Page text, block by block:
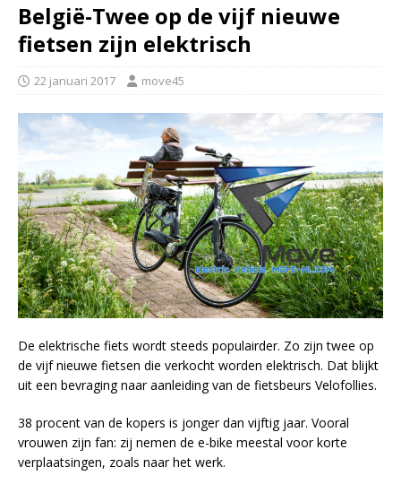
België-Twee op de vijf nieuwe
fietsen zijn elektrisch
22 januari 2017 move45
De elektrische fiets wordt steeds populairder. Zo zijn twee op
de vijf nieuwe fietsen die verkocht worden elektrisch. Dat blijkt
uit een bevraging naar aanleiding van de fietsbeurs Velofollies.
38 procent van de kopers is jonger dan vijftig jaar. Vooral
vrouwen zijn fan: zij nemen de e-bike meestal voor korte
verplaatsingen, zoals naar het werk.